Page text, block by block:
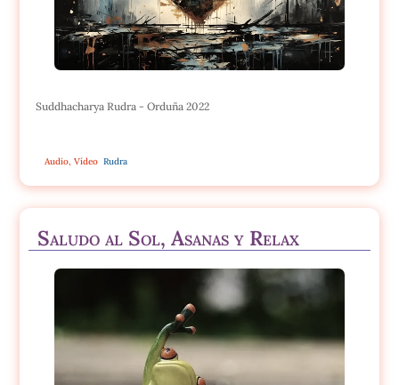
Suddhacharya Rudra - Orduña 2022
Audio,Vídeo Rudra
Saludo al Sol, Asanas y Relax